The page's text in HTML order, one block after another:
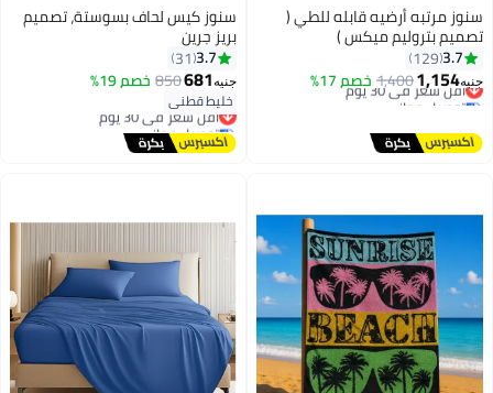
10
سنوز مرتبه أرضيه قابله للطي (
تصميم بتروليم ميكس )
3.7
129
جنيه1,154
1,400خصم 17% أقل سعر في 30 يوم
توصيل مجاني
أقل سعر في 30 يوم
11
سنوز كيس لحاف بسوستة، تصميم
بريز جرين
3.7
31
جنيه681
850 خصم 19%
خليط قطني
أقل سعر في 30 يوم
توصيل مجاني
أقل سعر في 30 يوم